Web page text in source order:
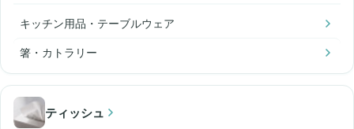
キッチン用品・テーブルウェア
箸・カトラリー
ティッシュ